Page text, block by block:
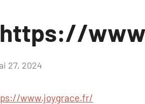
https://
27, 2024
www.joygrace.fr/